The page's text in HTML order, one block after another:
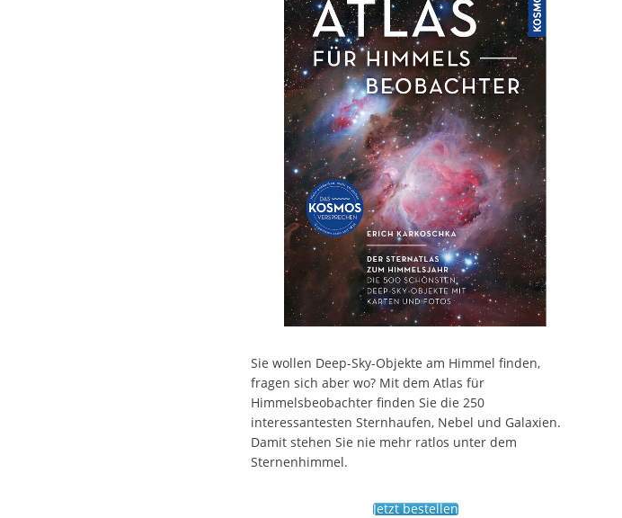
Sie wollen Deep-Sky-Objekte am Himmel finden,
fragen sich aber wo? Mit dem Atlas für
Himmelsbeobachter finden Sie die 250
interessantesten Sternhaufen, Nebel und Galaxien.
Damit stehen Sie nie mehr ratlos unter dem
Sternenhimmel.
Jetzt bestellen